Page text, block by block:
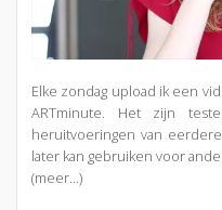
Elke zondag upload ik een
ARTminute. Het zijn
heruitvoeringen van
later kan gebruiken voor
(meer…)